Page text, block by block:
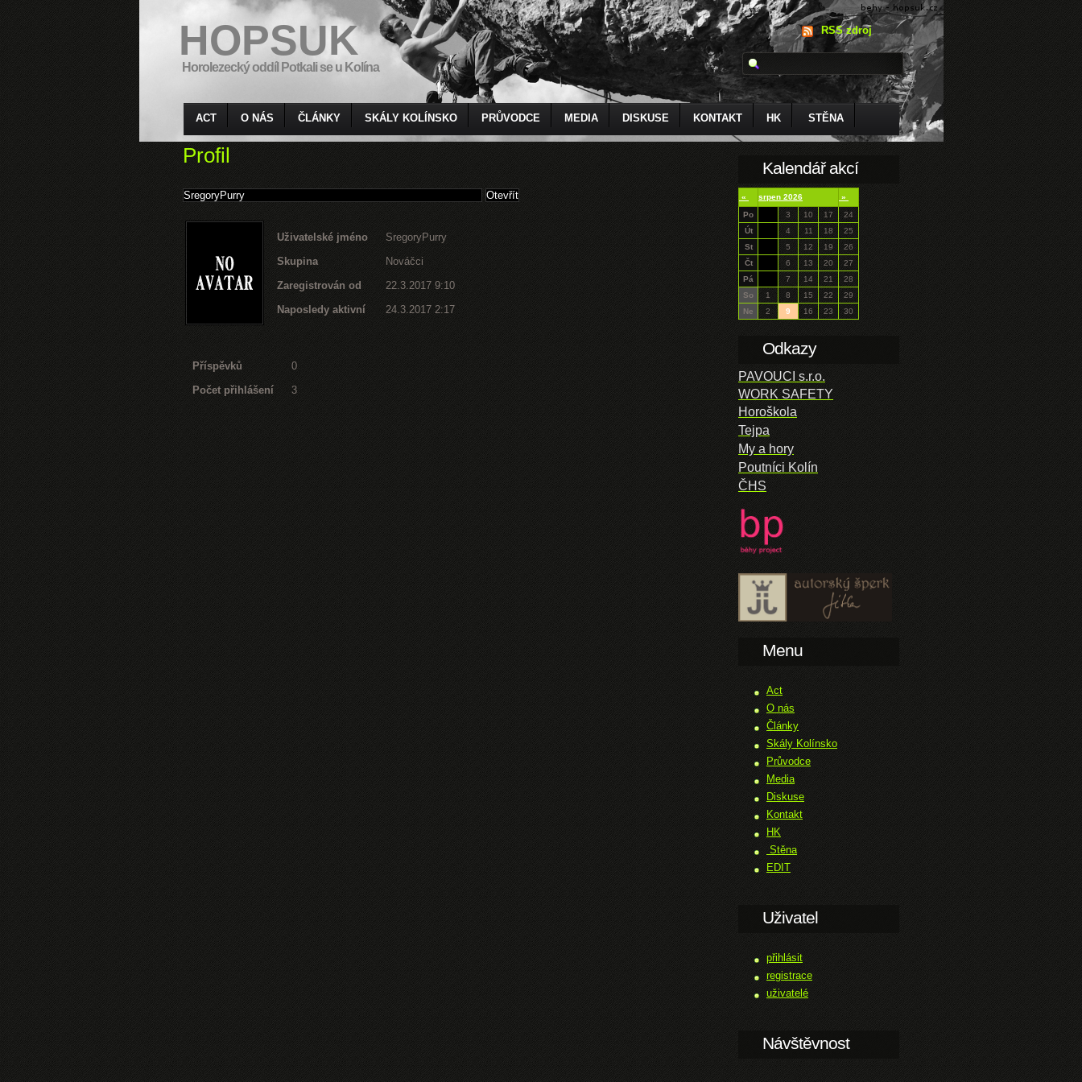
HOPSUK
Horolezecký oddíl Potkali se u Kolína
RSS zdroj
ACT O NÁS ČLÁNKY SKÁLY KOLÍNSKO PRŮVODCE MEDIA DISKUSE KONTAKT HK STĚNA
Profil
Uživatelské jméno
SregoryPurry
Skupina
Nováčci
Zaregistrován od
22.3.2017 9:10
Naposledy aktivní
24.3.2017 2:17
Příspěvků
0
Počet přihlášení
3
Kalendář akcí
« srpen 2026
»
Po
3 10 17
24
Út
4 11 18
25
St
5 12 19
26
Čt
6 13 20
27
Pá
7 14 21
28
So
1 8 15 22
29
Ne
2 9 16 23 30
Odkazy
PAVOUCI s.r.o.
WORK SAFETY
Horoškola
Tejpa
My a hory
Poutníci Kolín
ČHS
Menu
Act
O nás
Články
Skály Kolínsko
Průvodce
Media
Diskuse
Kontakt
HK
Stěna
EDIT
Uživatel
přihlásit
registrace
uživatelé
Návštěvnost